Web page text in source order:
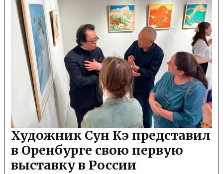
Художник Сун Кэ представил
в Оренбурге свою первую
выставку в России